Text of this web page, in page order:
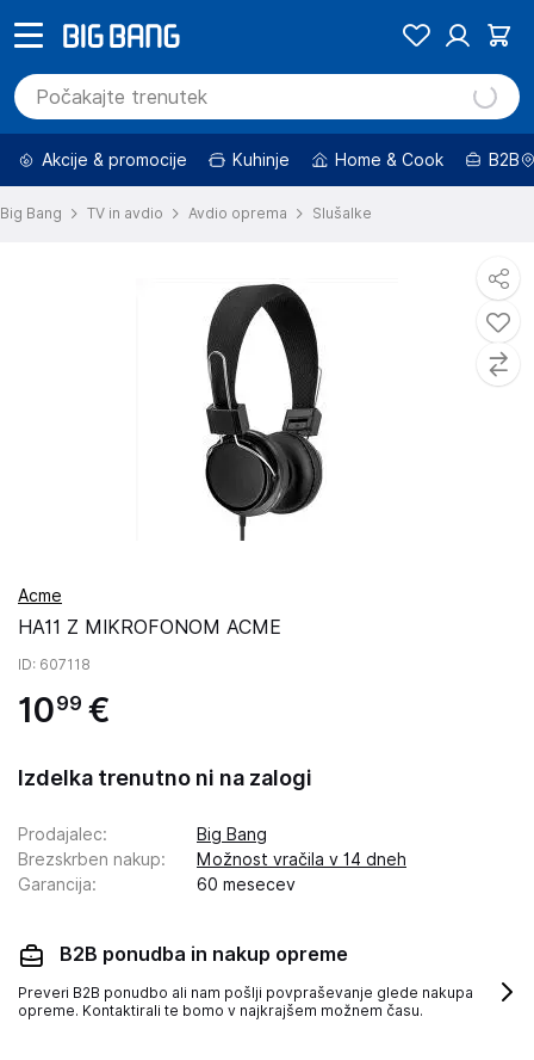
Akcije & promocije Kuhinje Home & Cook B2B
Big Bang TV in avdio Avdio oprema Slušalke
Acme
HA11 Z MIKROFONOM ACME
ID: 607118
1099 €
Izdelka trenutno ni na zalogi
Prodajalec:
Big Bang
Brezskrben nakup:
Možnost vračila v 14 dneh
Garancija: 60 mesecev
B2B ponudba in nakup opreme
Preveri B2B ponudbo ali nam pošlji povpraševanje glede nakupa
opreme. Kontaktirali te bomo v najkrajšem možnem času.